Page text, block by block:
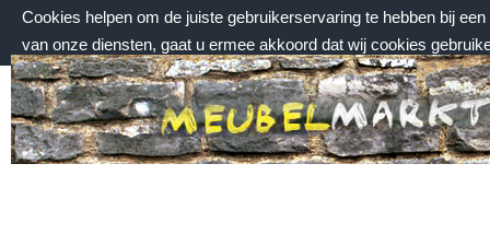
Cookies helpen om de juiste gebruikerservaring te hebben bij
van onze diensten, gaat u ermee akkoord dat wij cookies
donderdag 6 augustus 2026, 07:41 uur
Welkom bij Meubelmarktplein.nl